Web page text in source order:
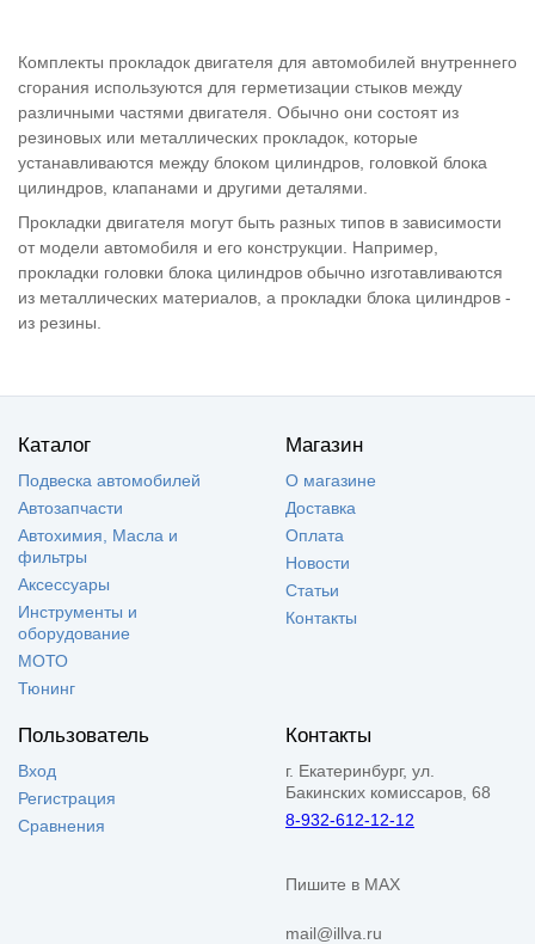
Комплекты прокладок двигателя для автомобилей внутреннего
сгорания используются для герметизации стыков между
различными частями двигателя. Обычно они состоят из
резиновых или металлических прокладок, которые
устанавливаются между блоком цилиндров, головкой блока
цилиндров, клапанами и другими деталями.
Прокладки двигателя могут быть разных типов в зависимости
от модели автомобиля и его конструкции. Например,
прокладки головки блока цилиндров обычно изготавливаются
из металлических материалов, а прокладки блока цилиндров -
из резины.
Каталог
Подвеска автомобилей
Автозапчасти
Автохимия, Масла и
фильтры
Аксессуары
Инструменты и
оборудование
МОТО
Тюнинг
Магазин
О магазине
Доставка
Оплата
Новости
Статьи
Контакты
Пользователь
Вход
Регистрация
Сравнения
Контакты
г. Екатеринбург, ул.
Бакинских комиссаров, 68
8-932-612-12-12
Пишите в MAX
mail@illva.ru